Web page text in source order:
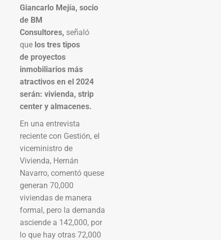
Giancarlo Mejía, socio
de BM
Consultores, señaló
que los tres tipos
de proyectos
inmobiliarios más
atractivos en el 2024
serán: vivienda, strip
center y almacenes.
En una entrevista
reciente con Gestión, el
viceministro de
Vivienda, Hernán
Navarro, comentó quese
generan 70,000
viviendas de manera
formal, pero la demanda
asciende a 142,000, por
lo que hay otras 72,000